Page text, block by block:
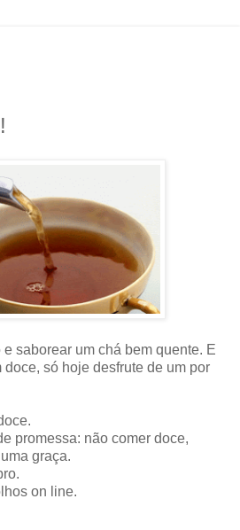
saborear um chá bem quente. E
só hoje desfrute de um por
promessa: não comer doce,
graça.
on line.